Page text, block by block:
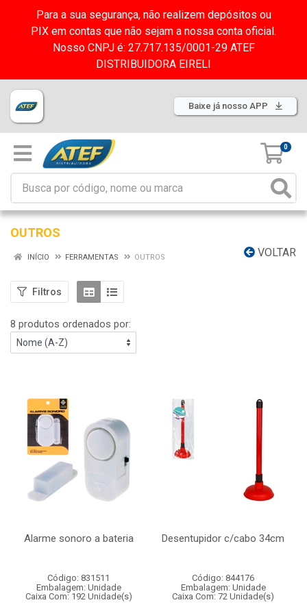
Para a sua segurança, não realizem depósitos ou
PIX em contas que não sejam a nossa conta oficial.
Nosso CNPJ é: 27.717.135/0001-29 ATEF
DISTRIBUIDORA EIRELI
Baixe já nosso APP
0
OUTROS
VOLTAR
INÍCIO FERRAMENTAS OUTROS
Filtros
8 produtos ordenados por:
Alarme sonoro a bateria
Código: 831511
Embalagem: Unidade
Caixa Com: 192 Unidade(s)
Desentupidor c/cabo 34cm
Código: 844176
Embalagem: Unidade
Caixa Com: 72 Unidade(s)